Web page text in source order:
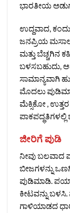
ಭಾರತೀಯ
ಉದ್ದವಾದ,
ಜನಪ್ರಿಯ
ಮತ್ತು ಬೆಚ್ಚಗಿನ
ಬಳಸಬಹುದು,
ಸಾಮಾನ್ಯವಾಗಿ
ಮೊದಲು
ಮೆಕ್ಸಿಕೋ , ಉತ್ತರ
ಜೀರಿಗೆ ಪುಡಿ
ನೀವು ಬಲವಾದ
ಬೀಜಗಳನ್ನು
ಪುಡಿಮಾಡಿ.
ಕೀಟವನ್ನು
ಗಾಳಿಯಾಡದ